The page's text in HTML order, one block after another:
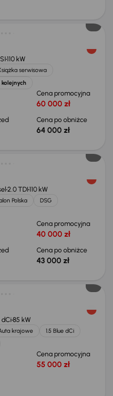
110 kW
serwisowa
kolejnych
Cena promocyjna
60 000 zł
Cena po obniżce
64 000 zł
2.0 TDI110 kW
Polska
DSG
Cena promocyjna
40 000 zł
Cena po obniżce
43 000 zł
dCi85 kW
krajowe
1.5 Blue dCi
Cena promocyjna
55 000 zł